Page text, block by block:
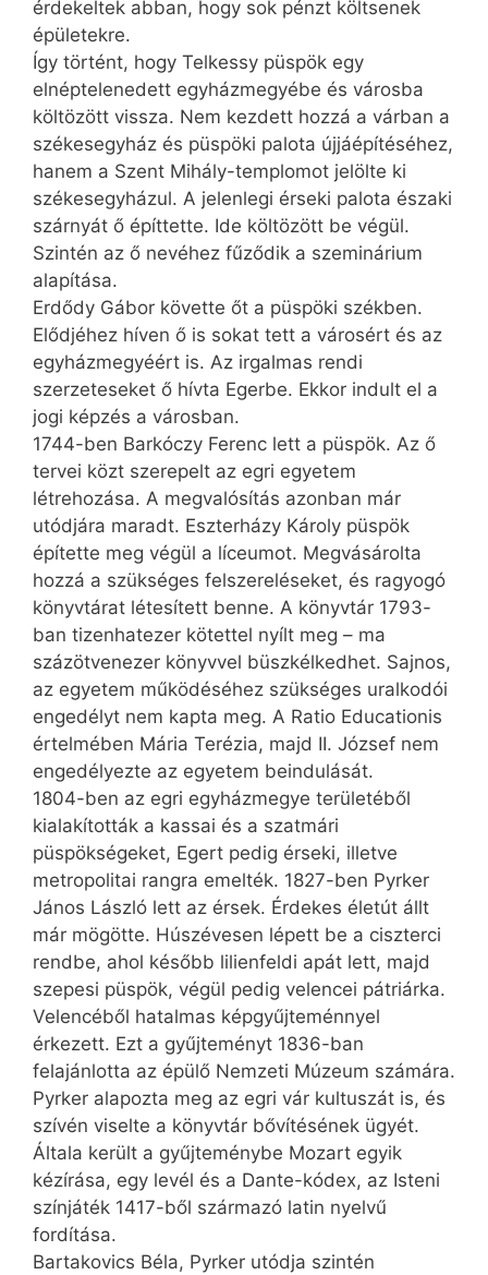
érdekeltek abban, hogy sok pénzt költsenek
épületekre.
Így történt, hogy Telkessy püspök egy
elnéptelenedett egyházmegyébe és városba
költözött vissza. Nem kezdett hozzá a várban a
székesegyház és püspöki palota újjáépítéséhez,
hanem a Szent Mihály-templomot jelölte ki
székesegyházul. A jelenlegi érseki palota északi
szárnyát ő építtette. Ide költözött be végül.
Szintén az ő nevéhez fűződik a szeminárium
alapítása.
Erdődy Gábor követte őt a püspöki székben.
Elődjéhez híven ő is sokat tett a városért és az
egyházmegyéért is. Az irgalmas rendi
szerzeteseket ő hívta Egerbe. Ekkor indult el a
jogi képzés a városban.
1744-ben Barkóczy Ferenc lett a püspök. Az ő
tervei közt szerepelt az egri egyetem
létrehozása. A megvalósítás azonban már
utódjára maradt. Eszterházy Károly püspök
építette meg végül a líceumot. Megvásárolta
hozzá a szükséges felszereléseket, és ragyogó
könyvtárat létesített benne. A könyvtár 1793-
ban tizenhatezer kötettel nyílt meg – ma
százötvenezer könyvvel büszkélkedhet. Sajnos,
az egyetem működéséhez szükséges uralkodói
engedélyt nem kapta meg. A Ratio Educationis
értelmében Mária Terézia, majd II. József nem
engedélyezte az egyetem beindulását.
1804-ben az egri egyházmegye területéből
kialakították a kassai és a szatmári
püspökségeket, Egert pedig érseki, illetve
metropolitai rangra emelték. 1827-ben Pyrker
János László lett az érsek. Érdekes életút állt
már mögötte. Húszévesen lépett be a ciszterci
rendbe, ahol később lilienfeldi apát lett, majd
szepesi püspök, végül pedig velencei pátriárka.
Velencéből hatalmas képgyűjteménnyel
érkezett. Ezt a gyűjteményt 1836-ban
felajánlotta az épülő Nemzeti Múzeum számára.
Pyrker alapozta meg az egri vár kultuszát is, és
szívén viselte a könyvtár bővítésének ügyét.
Általa került a gyűjteménybe Mozart egyik
kézírása, egy levél és a Dante-kódex, az Isteni
színjáték 1417-ből származó latin nyelvű
fordítása.
Bartakovics Béla, Pyrker utódja szintén